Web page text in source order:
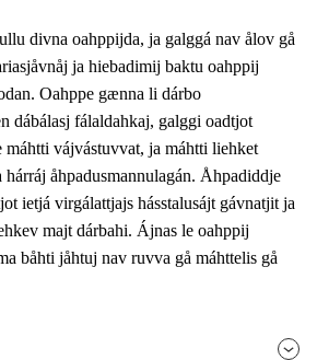
divna oahppijda, ja galggá nav ålov gå
ja hiebadimij baktu oahppij
Oahppe gænna li dárbo
dábálasj fálaldahkaj, galggi oadtjot
máhtti vájvástuvvat, ja máhtti liehket
hárráj åhpadusmannulagán. Åhpadiddje
ietjá virgálattjajs hásstalusájt gávnatjit ja
majt dárbahi. Ájnas le oahppij
båhti jåhtuj nav ruvva gå máhttelis gå